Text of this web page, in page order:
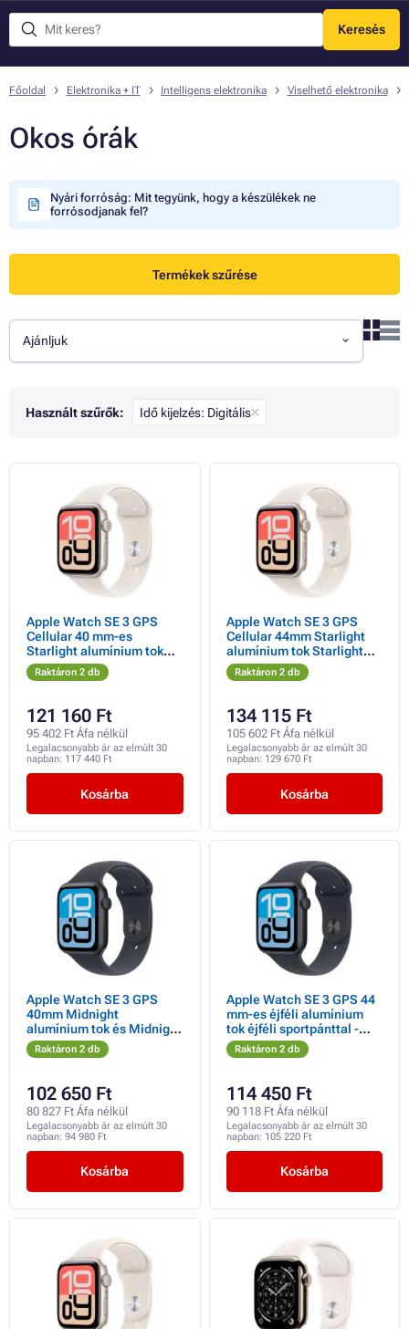
Keresés
Menü
Főoldal Elektronika + IT Intelligens elektronika Viselhető elektronika
Okos órák
Nyári forróság: Mit tegyünk, hogy a készülékek ne
forrósodjanak fel?
Termékek szűrése
Ajánljuk
Használt szűrők: Idő kijelzés: Digitális
Apple Watch SE 3 GPS
Cellular 40 mm-es
Starlight alumínium tok
Starlight sportpánttal -
S/M
Raktáron 2 db
121 160 Ft
95 402 Ft Áfa nélkül
Legalacsonyabb ár az elmúlt 30
napban: 117 440 Ft
Kosárba
Apple Watch SE 3 GPS
Cellular 44mm Starlight
alumínium tok Starlight
sportpánttal - S/M
Raktáron 2 db
134 115 Ft
105 602 Ft Áfa nélkül
Legalacsonyabb ár az elmúlt 30
napban: 129 670 Ft
Kosárba
Apple Watch SE 3 GPS
40mm Midnight
alumínium tok és Midnight
sportpánt - S/M
Raktáron 2 db
102 650 Ft
80 827 Ft Áfa nélkül
Legalacsonyabb ár az elmúlt 30
napban: 94 980 Ft
Kosárba
Apple Watch SE 3 GPS 44
mm-es éjféli alumínium
tok éjféli sportpánttal -
M/L
Raktáron 2 db
114 450 Ft
90 118 Ft Áfa nélkül
Legalacsonyabb ár az elmúlt 30
napban: 105 220 Ft
Kosárba